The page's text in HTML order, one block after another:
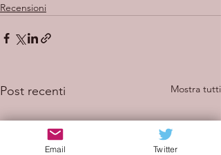
Recensioni
Post recenti Mostra tutti
Email Twitter